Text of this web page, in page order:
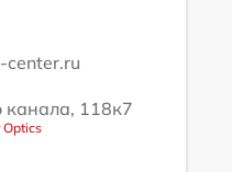
center.ru
118к7
Optics